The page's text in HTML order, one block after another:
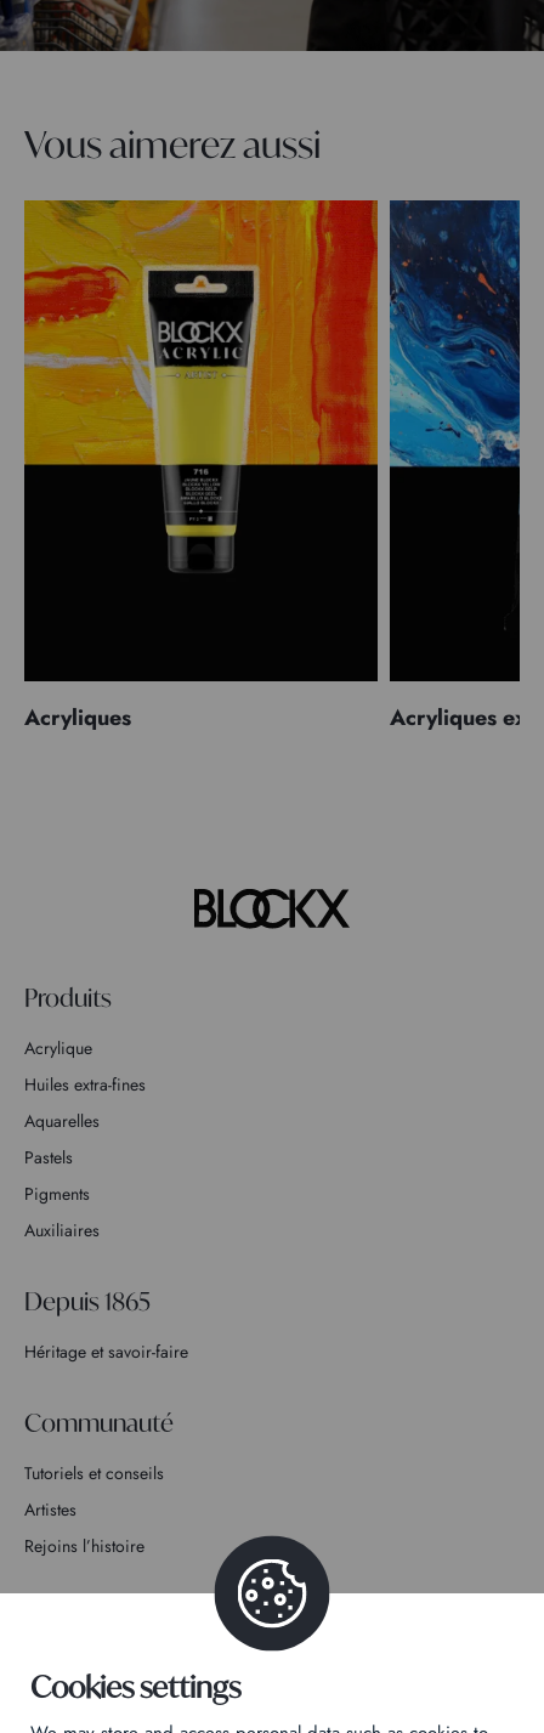
Vous aimerez aussi
Acryliques Acryliques
Produits
Acrylique
Huiles extra-fines
Aquarelles
Pastels
Pigments
Auxiliaires
Depuis 1865
Héritage et savoir-faire
Communauté
Tutoriels et conseils
Artistes
Rejoins l’histoire
Cookies settings